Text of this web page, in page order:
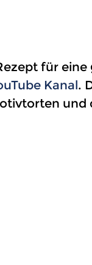
für eine
Kanal.
und